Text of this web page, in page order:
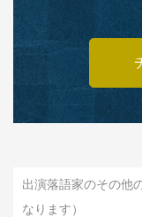
出演落語家のその
なります）